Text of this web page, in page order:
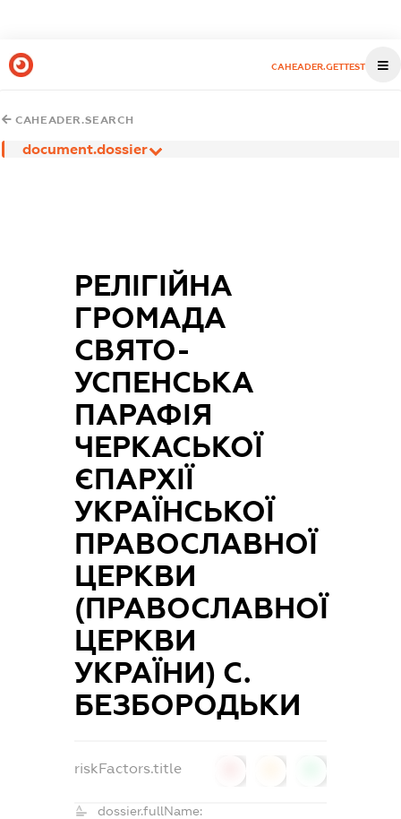
CAHEADER.GETTEST
CAHEADER.SEARCH
document.dossier
РЕЛІГІЙНА
ГРОМАДА
СВЯТО-
УСПЕНСЬКА
ПАРАФІЯ
ЧЕРКАСЬКОЇ
ЄПАРХІЇ
УКРАЇНСЬКОЇ
ПРАВОСЛАВНОЇ
ЦЕРКВИ
(ПРАВОСЛАВНОЇ
ЦЕРКВИ
УКРАЇНИ) С.
БЕЗБОРОДЬКИ
riskFactors.title
dossier.fullName: